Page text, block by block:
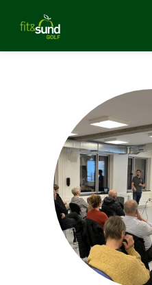
GOLFFITNESS & HOLD
KONTAKT & INFO